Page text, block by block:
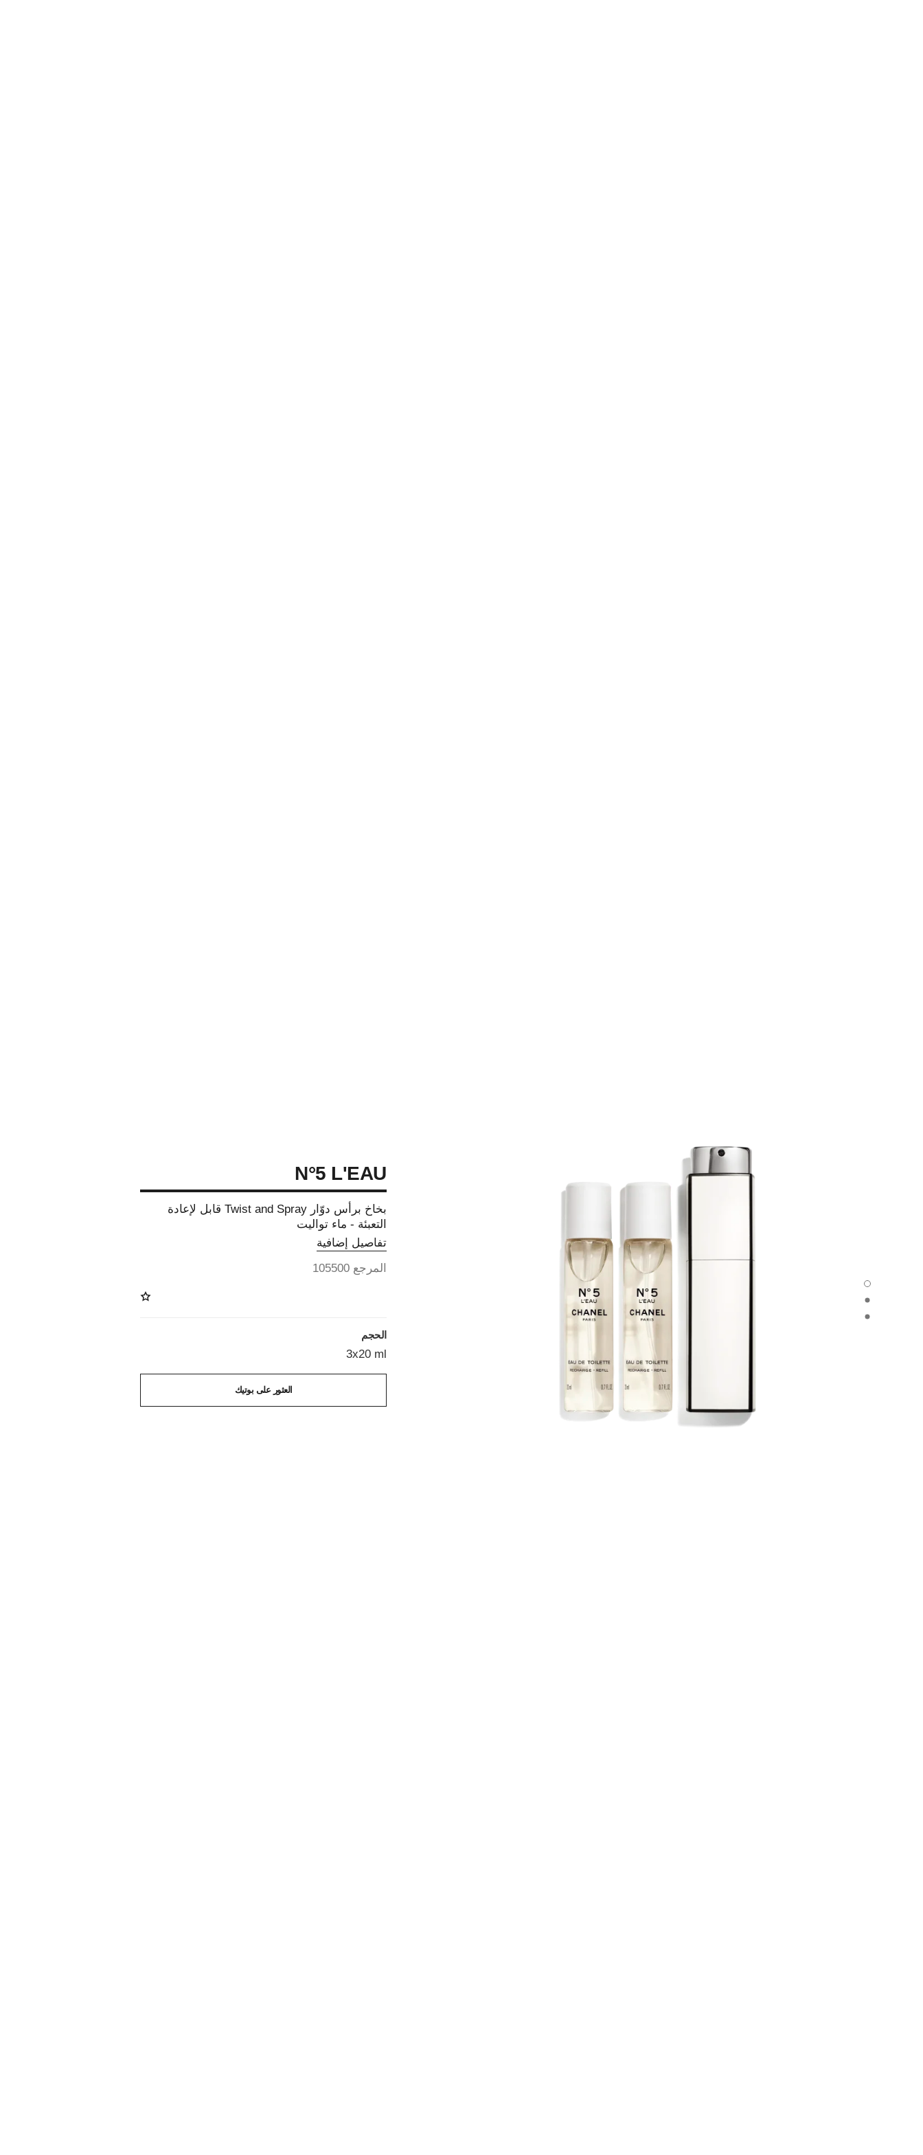
N°5 L'EAU - العرض الافتراضي
N°5 L'EAU - العرض البديل 1
N°5 L'EAU - العرض البديل 2
N°5 L'EAU
بخاخ برأس دوّار Twist and Spray قابل لإعادة
التعبئة - ماء تواليت
تفاصيل إضافية
المرجع 105500
الحجم
3x20 ml
العثور على بوتيك